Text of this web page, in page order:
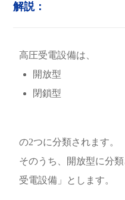
解説：
高圧受電設備は、
開放型
閉鎖型
の2つに分類されます。
そのうち、開放型に分
受電設備」とします。